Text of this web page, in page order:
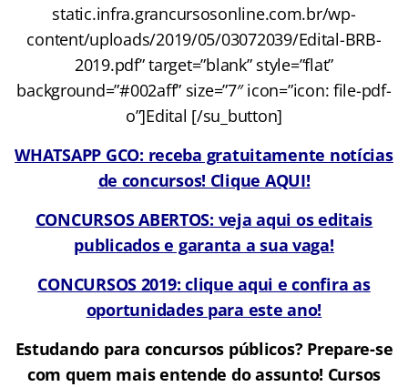
static.infra.grancursosonline.com.br/wp-
content/uploads/2019/05/03072039/Edital-BRB-
2019.pdf” target=”blank” style=”flat”
background=”#002aff” size=”7″ icon=”icon: file-pdf-
o”]Edital [/su_button]
WHATSAPP GCO: receba gratuitamente notícias
de concursos! Clique AQUI!
CONCURSOS ABERTOS: veja aqui os editais
publicados e garanta a sua vaga!
CONCURSOS 2019: clique aqui e confira as
oportunidades para este ano!
Estudando para concursos públicos? Prepare-se
com quem mais entende do assunto! Cursos